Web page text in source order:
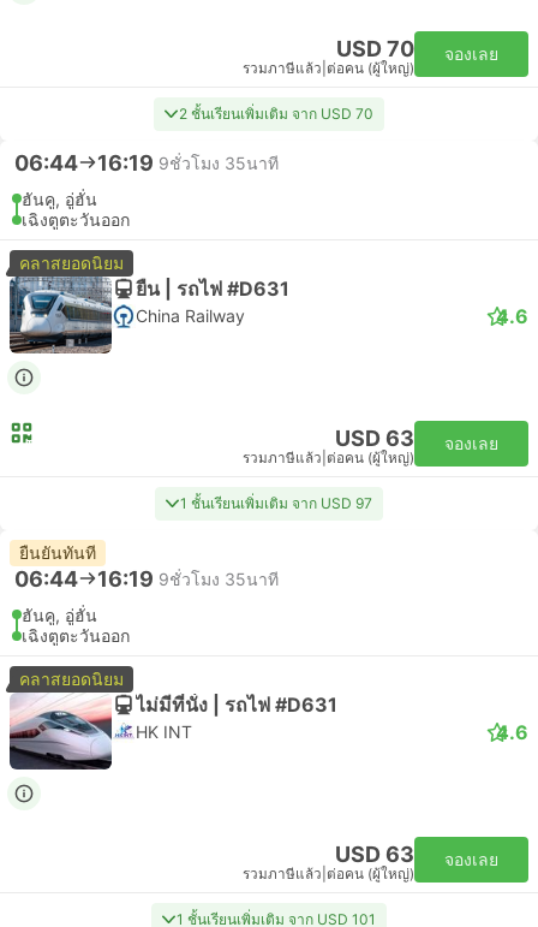
USD 70
รวมภาษีแล้ว ต่อคน (ผู้ใหญ่)
จองเลย
2 ชั้นเรียนเพิ่มเติม จาก USD 70
06:44 16:19 9ชั่วโมง 35นาที
ฮันคู, อู่ฮั่น
เฉิงตูตะวันออก
คลาสยอดนิยม
ยืน | รถไฟ #D631
China Railway 4.6
USD 63
รวมภาษีแล้ว ต่อคน (ผู้ใหญ่)
จองเลย
1 ชั้นเรียนเพิ่มเติม จาก USD 97
ยืนยันทันที
06:44 16:19 9ชั่วโมง 35นาที
ฮันคู, อู่ฮั่น
เฉิงตูตะวันออก
คลาสยอดนิยม
ไม่มีที่นั่ง | รถไฟ #D631
HK INT 4.6
USD 63
รวมภาษีแล้ว ต่อคน (ผู้ใหญ่)
จองเลย
1 ชั้นเรียนเพิ่มเติม จาก USD 101